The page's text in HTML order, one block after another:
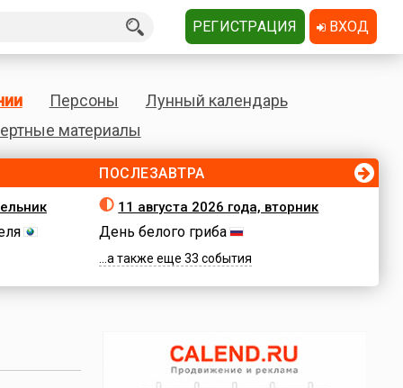
Персоны
Лунный календарь
материалы
ПОСЛЕЗАВТРА
11 августа 2026 года, вторник
День белого гриба
...а также еще 33 события
РЕГИСТРАЦИЯ ВХОД